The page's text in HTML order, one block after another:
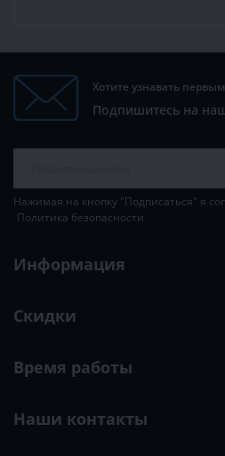
Хотите узнавать
Подпишитесь на
Нажимая на кнопку "Подписаться" я
Политика безопасности
Информация
Скидки
Время работы
Наши контакты